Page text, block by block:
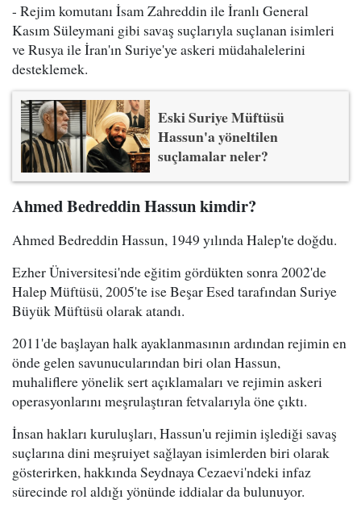
- Rejim komutanı İsam Zahreddin ile İranlı General
Kasım Süleymani gibi savaş suçlarıyla suçlanan isimleri
ve Rusya ile İran'ın Suriye'ye askeri müdahalelerini
desteklemek.
Eski Suriye Müftüsü
Hassun'a yöneltilen
suçlamalar neler?
Ahmed Bedreddin Hassun kimdir?
Ahmed Bedreddin Hassun, 1949 yılında Halep'te doğdu.
Ezher Üniversitesi'nde eğitim gördükten sonra 2002'de
Halep Müftüsü, 2005'te ise Beşar Esed tarafından Suriye
Büyük Müftüsü olarak atandı.
2011'de başlayan halk ayaklanmasının ardından rejimin en
önde gelen savunucularından biri olan Hassun,
muhaliflere yönelik sert açıklamaları ve rejimin askeri
operasyonlarını meşrulaştıran fetvalarıyla öne çıktı.
İnsan hakları kuruluşları, Hassun'u rejimin işlediği savaş
suçlarına dini meşruiyet sağlayan isimlerden biri olarak
gösterirken, hakkında Seydnaya Cezaevi'ndeki infaz
sürecinde rol aldığı yönünde iddialar da bulunuyor.